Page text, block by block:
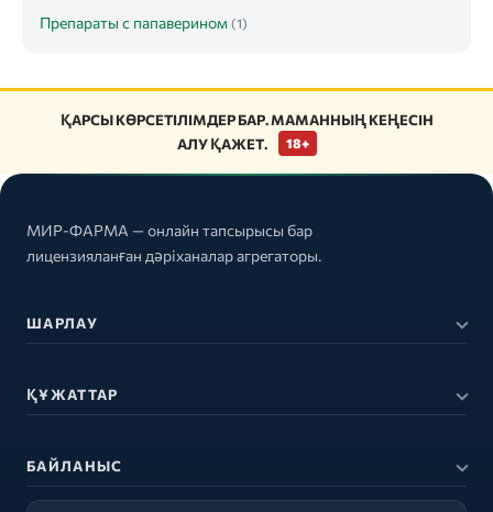
Препараты с папаверином (1)
ҚАРСЫ КӨРСЕТІЛІМДЕР БАР. МАМАННЫҢ КЕҢЕСІН
АЛУ ҚАЖЕТ.
18+
МИР-ФАРМА — онлайн тапсырысы бар
лицензияланған дәріханалар агрегаторы.
ШАРЛАУ
ҚҰЖАТТАР
БАЙЛАНЫС